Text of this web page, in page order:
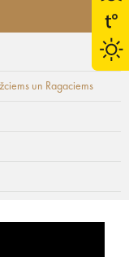
un Ragaciems